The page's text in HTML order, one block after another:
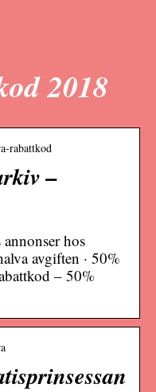
2018
rabattkod
–
annonser hos
avgiften · 50%
– 50%